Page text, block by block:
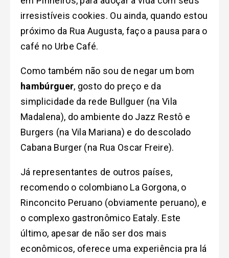
irresistíveis cookies. Ou ainda, quando estou
próximo da Rua Augusta, faço a pausa para o
café no Urbe Café.
Como também não sou de negar um bom
hambúrguer, gosto do preço e da
simplicidade da rede Bullguer (na Vila
Madalena), do ambiente do Jazz Restô e
Burgers (na Vila Mariana) e do descolado
Cabana Burger (na Rua Oscar Freire).
Já representantes de outros países,
recomendo o colombiano La Gorgona, o
Rinconcito Peruano (obviamente peruano), e
o complexo gastronômico Eataly. Este
último, apesar de não ser dos mais
econômicos, oferece uma experiência pra lá